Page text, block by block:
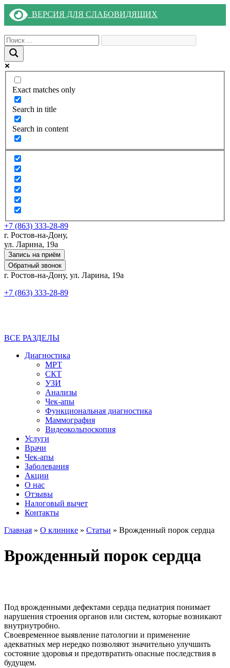
ВЕРСИЯ ДЛЯ СЛАБОВИДЯЩИХ
Exact matches only
Search in title
Search in content
+7 (863) 333-28-89
г. Ростов-на-Дону,
ул. Ларина, 19а
Запись на приём
Обратный звонок
г. Ростов-на-Дону, ул. Ларина, 19а
+7 (863) 333-28-89
ВСЕ РАЗДЕЛЫ
Диагностика
МРТ
СКТ
УЗИ
Анализы
Чек-апы
Функциональная диагностика
Маммография
Видеокольпоскопия
Услуги
Врачи
Чек-апы
Заболевания
Акции
О нас
Отзывы
Налоговый вычет
Контакты
Главная » О клинике » Статьи » Врожденный порок сердца
Врожденный порок сердца
Под врожденными дефектами сердца педиатрия понимает
нарушения строения органов или систем, которые возникают
внутриутробно.
Своевременное выявление патологии и применение
адекватных мер нередко позволяют значительно улучшить
состояние здоровья и предотвратить опасные последствия в
будущем.